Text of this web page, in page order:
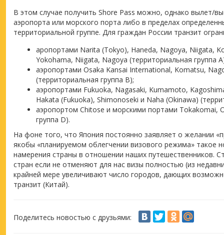
В этом случае получить Shore Pass можно, однако вылет/
аэропорта или морского порта либо в пределах
территориальной группе. Для граждан России транзит
аропортами Narita (Tokyo), Haneda, Nagoya, Niigata,
Yokohama, Niigata, Nagoya (территориальная группа
аэропортами Osaka Kansai International, Komatsu,
(территориальная группа В);
аэропортами Fukuoka, Nagasaki, Kumamoto,
Hakata (Fukuoka), Shimonoseki и Naha (Okinawa)
аэропортом Chitose и морскими портами Tokakomai,
группа D).
На фоне того, что Япония постоянно заявляет о желании
якобы «планируемом облегчении визового режима» такое
намерения страны в отношении наших путешественников.
стран если не отменяют для нас визы полностью (из
крайней мере увеличивают число городов, дающих
транзит (Китай).
Поделитесь новостью с друзьями: